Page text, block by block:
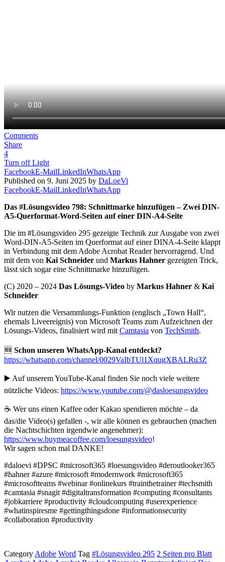
Comments
Share
4
Turn off Light
FacebookE-MailLinkedInWhatsApp
Published on 9. Juni 2025 by DaLoeVi
FacebookE-MailLinkedInWhatsApp
Das #Lösungsvideo 798: Schnittmarke hinzufügen – Zwei DIN-
A5-Querformat-Word-Seiten auf einer DIN-A4-Seite
Die im #Lösungsvideo 295 gezeigte Technik zur Ausgabe von zwei
Word-DIN-A5-Seiten im Querformat auf einer DINA-4-Seite klappt
in Verbindung mit dem Adobe Acrobat Reader hervorragend. Und
mit dem von Kai Schneider und Markus Hahner gezeigten Trick,
lässt sich sogar eine Schnittmarke hinzufügen.
(C) 2020 – 2024 Das Lösungs-Video by Markus Hahner & Kai
Schneider
Wir nutzen die Versammlungs-Funktion (englisch „Town Hall“,
ehemals Liveereignis) von Microsoft Teams zum Aufzeichnen der
Lösungs-Videos, finalisiert wird mit Camtasia von TechSmith.
🆕 Schon unseren WhatsApp-Kanal entdeckt?
https://whatsapp.com/channel/0029VaIbTUl1XqugXBALRu3Z
▶️ Auf unserem YouTube-Kanal finden Sie noch viele weitere
nützliche Videos: https://www.youtube.com/@dasloesungsvideo
☕ Wer uns einen Kaffee oder Kakao spendieren möchte – da
das/die Video(s) gefallen -, wir alle können es gebrauchen (machen
die Nachtschichten irgendwie angenehmer):
https://www.buymeacoffee.com/loesungsvideo!
Wir sagen schon mal DANKE!
#daloevi #DPSC #microsoft365 #loesungsvideo #deroutlooker365
#hahner #azure #microsoft #modernwork #microsoft365
#microsoftteams #webinar #onlinekurs #trainthetrainer #techsmith
#camtasia #snagit #digitaltransformation #computing #consultants
#jobkarriere #productivity #cloudcomputing #userexperience
#whatinspiresme #gettingthingsdone #informationsecurity
#collaboration #productivity
Category Adobe Word Tag #Lösungsvideo 295 2 Seiten pro Blatt